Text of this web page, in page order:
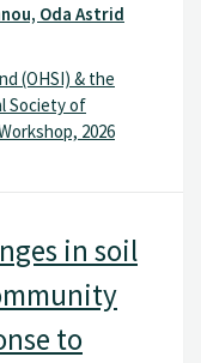
Oda Astrid
(OHSI) & the
Society of
2026
in soil
to